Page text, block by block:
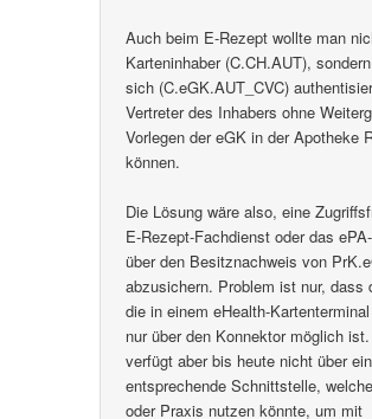
Auch beim E-Rezept wollte man
Karteninhaber (C.CH.AUT),
sich (C.eGK.AUT_CVC)
Vertreter des Inhabers ohne
Vorlegen der eGK in der Apotheke
können.
Die Lösung wäre also, eine
E-Rezept-Fachdienst oder das
über den Besitznachweis von
abzusichern. Problem ist nur, dass
die in einem eHealth-
nur über den Konnektor möglich
verfügt aber bis heute nicht über
entsprechende Schnittstelle,
oder Praxis nutzen könnte, um mit